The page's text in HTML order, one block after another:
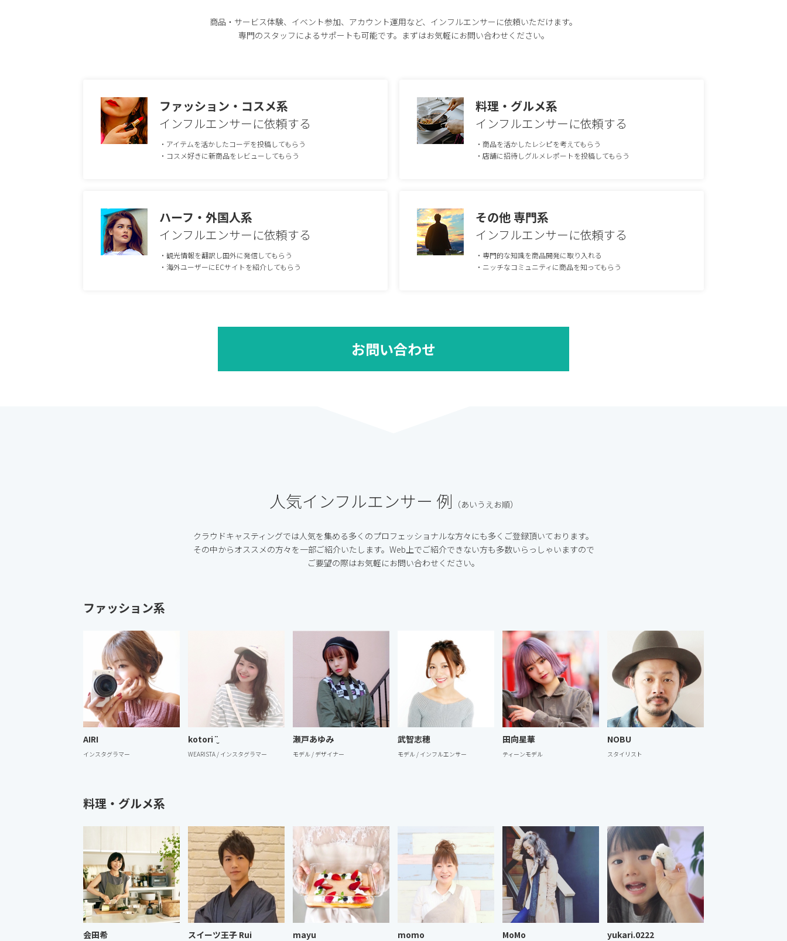
商品・サービス体験、イベント参加、アカウント運用など、インフルエンサーに依頼いただけます。
専門のスタッフによるサポートも可能です。まずはお気軽にお問い合わせください。
ファッション・コスメ系
インフルエンサーに依頼する
・アイテムを活かしたコーデを投稿してもらう
・コスメ好きに新商品をレビューしてもらう
料理・グルメ系
インフルエンサーに依頼する
・商品を活かしたレシピを考えてもらう
・店舗に招待しグルメレポートを投稿してもらう
ハーフ・外国人系
インフルエンサーに依頼する
・観光情報を翻訳し国外に発信してもらう
・海外ユーザーにECサイトを紹介してもらう
その他 専門系
インフルエンサーに依頼する
・専門的な知識を商品開発に取り入れる
・ニッチなコミュニティに商品を知ってもらう
お問い合わせ
人気インフルエンサー 例 （あいうえお順）
クラウドキャスティングでは人気を集める多くのプロフェッショナルな方々にも多くご登録頂いております。
その中からオススメの方々を一部ご紹介いたします。Web上でご紹介できない方も多数いらっしゃいますので
ご要望の際はお気軽にお問い合わせください。
ファッション系
AIRI
インスタグラマー
kotori ¨̮
WEARISTA / インスタグラマー
瀬戸あゆみ
モデル / デザイナー
武智志穂
モデル / インフルエンサー
田向星華
ティーンモデル
NOBU
スタイリスト
料理・グルメ系
会田希 スイーツ王子 Rui mayu momo MoMo yukari.0222